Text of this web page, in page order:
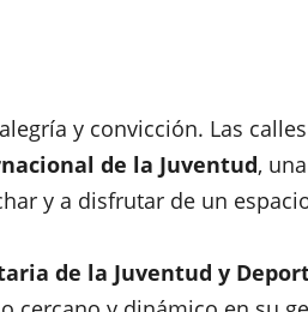
y convicción. Las
de la Juventud,
y a disfrutar de un
de la Juventud y